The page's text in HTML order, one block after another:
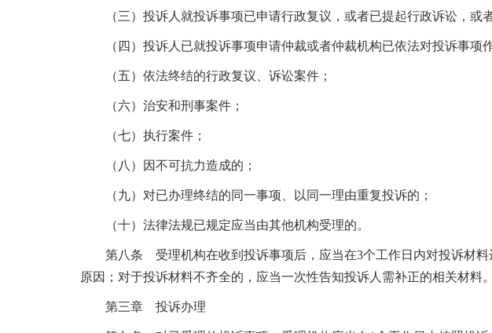
（三）投诉人就投诉事项已申请行政复议，或者已提起行政诉讼，或
（四）投诉人已就投诉事项申请仲裁或者仲裁机构已依法对投诉事项
（五）依法终结的行政复议、诉讼案件；
（六）治安和刑事案件；
（七）执行案件；
（八）因不可抗力造成的；
（九）对已办理终结的同一事项、以同一理由重复投诉的；
（十）法律法规已规定应当由其他机构受理的。
第八条 受理机构在收到投诉事项后，应当在3个工作日内对投诉材
原因；对于投诉材料不齐全的，应当一次性告知投诉人需补正的相关材料。
第三章 投诉办理